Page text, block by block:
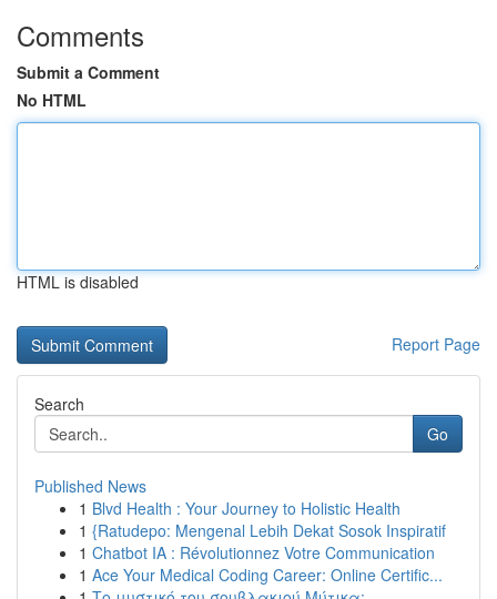
Comments
Submit a Comment
No HTML
HTML is disabled
Report Page
Search
Go
Published News
1 Blvd Health : Your Journey to Holistic Health
1 {Ratudepo: Mengenal Lebih Dekat Sosok Inspiratif
1 Chatbot IA : Révolutionnez Votre Communication
1 Ace Your Medical Coding Career: Online Certific...